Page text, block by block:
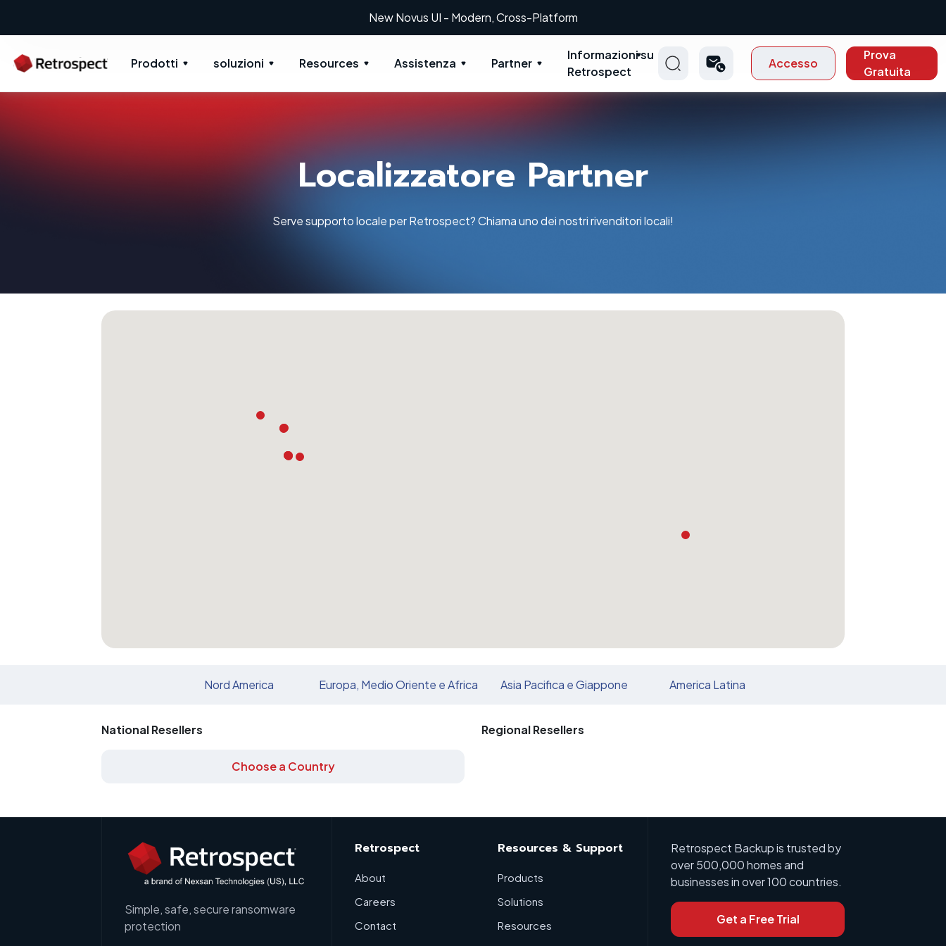
New Novus UI - Modern, Cross-Platform
Prodotti soluzioni Resources Assistenza Partner
Informazioni su
Retrospect
Accesso
Prova
Gratuita
Localizzatore Partner
Serve supporto locale per Retrospect? Chiama uno dei nostri rivenditori locali!
Nord America Europa, Medio Oriente e Africa Asia Pacifica e Giappone America Latina
National Resellers
Choose a Country
Regional Resellers
Simple, safe, secure ransomware
protection
Retrospect
About
Careers
Contact
Resources & Support
Products
Solutions
Resources
Retrospect Backup is trusted by
over 500,000 homes and
businesses in over 100 countries.
Get a Free Trial